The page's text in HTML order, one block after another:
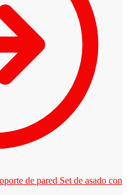
Set de asado con